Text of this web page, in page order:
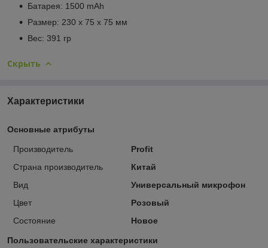
Батарея: 1500 mAh
Размер: 230 х 75 х 75 мм
Вес: 391 гр
Скрыть
Характеристики
Основные атрибуты
Производитель
Profit
Страна производитель
Китай
Вид
Универсальный микрофон
Цвет
Розовый
Состояние
Новое
Пользовательские характеристики